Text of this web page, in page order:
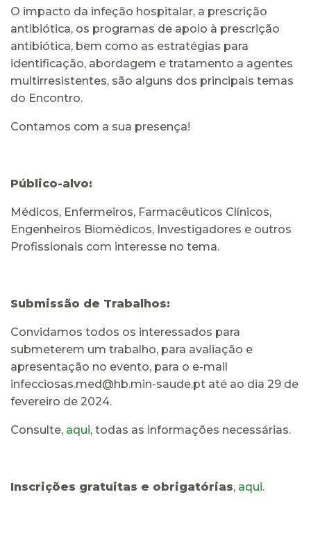
O impacto da infeção hospitalar, a prescrição
antibiótica, os programas de apoio à prescrição
antibiótica, bem como as estratégias para
identificação, abordagem e tratamento a agentes
multirresistentes, são alguns dos principais temas
do Encontro.
Contamos com a sua presença!
Público-alvo:
Médicos, Enfermeiros, Farmacêuticos Clínicos,
Engenheiros Biomédicos, Investigadores e outros
Profissionais com interesse no tema.
Submissão de Trabalhos:
Convidamos todos os interessados para
submeterem um trabalho, para avaliação e
apresentação no evento, para o e-mail
infecciosas.med@hb.min-saude.pt até ao dia 29 de
fevereiro de 2024.
Consulte, aqui, todas as informações necessárias.
Inscrições gratuitas e obrigatórias, aqui.